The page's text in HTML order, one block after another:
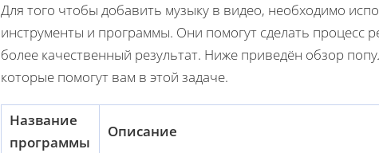
Для того чтобы добавить музыку в видео, необходимо
инструменты и программы. Они помогут сделать процесс
более качественный результат. Ниже приведён обзор
которые помогут вам в этой задаче.
Название
программы
Описание